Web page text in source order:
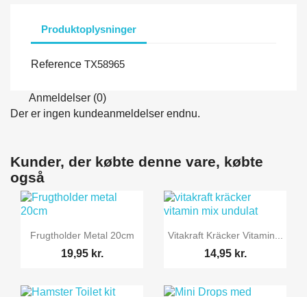
Produktoplysninger
Reference TX58965
Anmeldelser (0)
Der er ingen kundeanmeldelser endnu.
Kunder, der købte denne vare, købte
også
Vis her
Frugtholder Metal 20cm
19,95 kr.
Vis her
Vitakraft Kräcker Vitamin...
14,95 kr.